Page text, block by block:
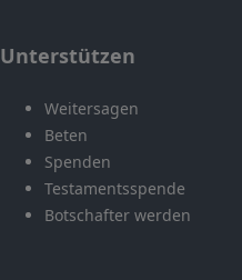
Unterstützen
Weitersagen
Beten
Spenden
Testamentsspende
Botschafter werden